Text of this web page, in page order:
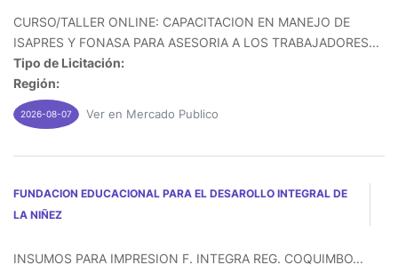
CURSO/TALLER ONLINE: CAPACITACION EN MANEJO DE
ISAPRES Y FONASA PARA ASESORIA A LOS TRABAJADORES...
Tipo de Licitación:
Región:
2026-08-07 Ver en Mercado Publico
FUNDACION EDUCACIONAL PARA EL DESAROLLO INTEGRAL DE
LA NIÑEZ
INSUMOS PARA IMPRESION F. INTEGRA REG. COQUIMBO...